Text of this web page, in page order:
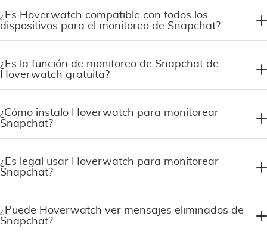
¿Es Hoverwatch compatible con todos los
dispositivos para el monitoreo de Snapchat?
¿Es la función de monitoreo de Snapchat de
Hoverwatch gratuita?
¿Cómo instalo Hoverwatch para monitorear
Snapchat?
¿Es legal usar Hoverwatch para monitorear
Snapchat?
¿Puede Hoverwatch ver mensajes eliminados de
Snapchat?